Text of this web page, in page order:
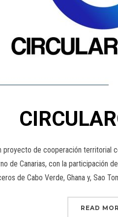
proyecto de cooperación
de Canarias, con la participación
de Cabo Verde, Ghana y, Sao
READ